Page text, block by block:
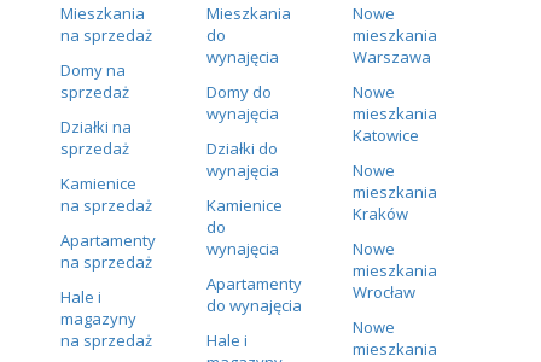
Mieszkania
na sprzedaż
Domy na
sprzedaż
Działki na
sprzedaż
Kamienice
na sprzedaż
Apartamenty
na sprzedaż
Hale i
magazyny
na sprzedaż
Mieszkania
do
wynajęcia
Domy do
wynajęcia
Działki do
wynajęcia
Kamienice
do
wynajęcia
Apartamenty
do wynajęcia
Hale i
Nowe
mieszkania
Warszawa
Nowe
mieszkania
Katowice
Nowe
mieszkania
Kraków
Nowe
mieszkania
Wrocław
Nowe
mieszkania